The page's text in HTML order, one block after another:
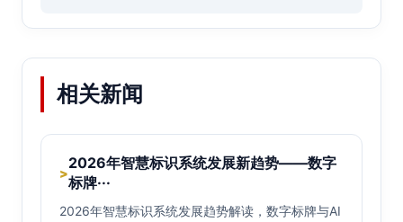
相关新闻
>
2026年智慧标识系统发展新趋势——数字
标牌···
2026年智慧标识系统发展趋势解读，数字标牌与AI